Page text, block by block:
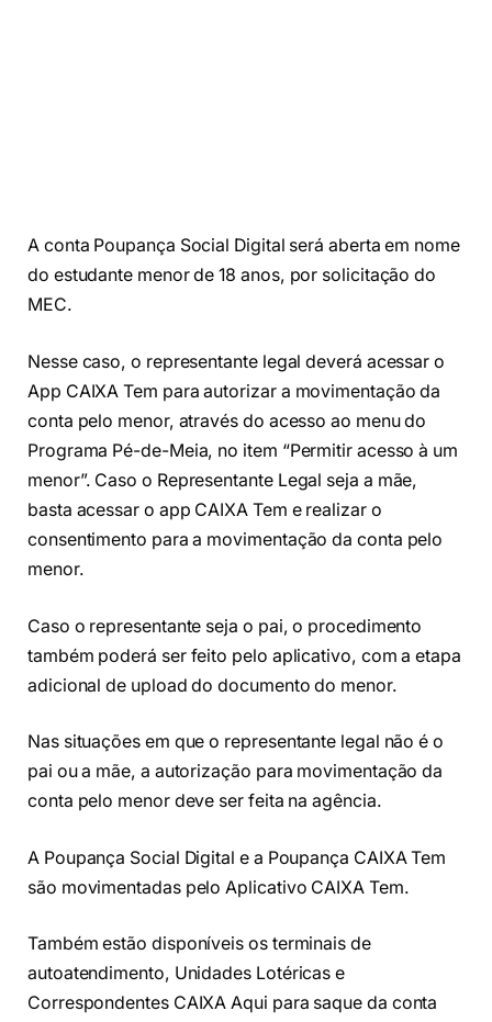
A conta Poupança Social Digital será aberta em nome
do estudante menor de 18 anos, por solicitação do
MEC.
Nesse caso, o representante legal deverá acessar o
App CAIXA Tem para autorizar a movimentação da
conta pelo menor, através do acesso ao menu do
Programa Pé-de-Meia, no item “Permitir acesso à um
menor”. Caso o Representante Legal seja a mãe,
basta acessar o app CAIXA Tem e realizar o
consentimento para a movimentação da conta pelo
menor.
Caso o representante seja o pai, o procedimento
também poderá ser feito pelo aplicativo, com a etapa
adicional de upload do documento do menor.
Nas situações em que o representante legal não é o
pai ou a mãe, a autorização para movimentação da
conta pelo menor deve ser feita na agência.
A Poupança Social Digital e a Poupança CAIXA Tem
são movimentadas pelo Aplicativo CAIXA Tem.
Também estão disponíveis os terminais de
autoatendimento, Unidades Lotéricas e
Correspondentes CAIXA Aqui para saque da conta